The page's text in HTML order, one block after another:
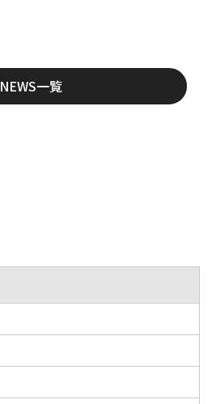
NEWS一覧